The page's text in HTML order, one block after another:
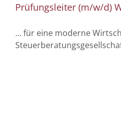
Prüfungsleiter (m/w/d)
... für eine moderne